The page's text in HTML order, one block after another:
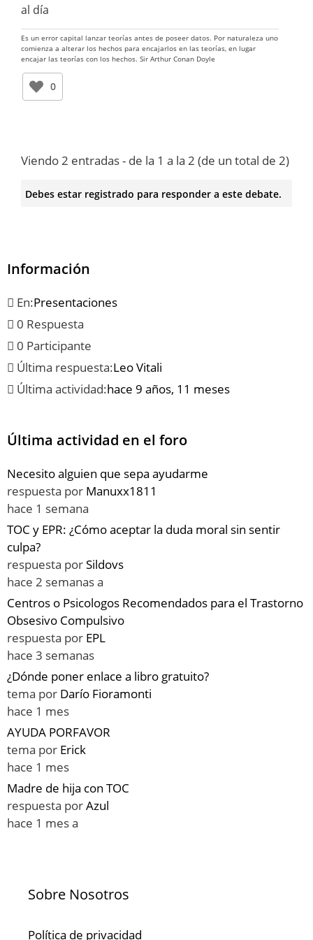
al día
Es un error capital lanzar teorías antes de poseer datos. Por naturaleza uno
comienza a alterar los hechos para encajarlos en las teorías, en lugar
encajar las teorías con los hechos. Sir Arthur Conan Doyle
0
Viendo 2 entradas - de la 1 a la 2 (de un total de 2)
Debes estar registrado para responder a este debate.
Información
En:Presentaciones
0 Respuesta
0 Participante
Última respuesta:Leo Vitali
Última actividad:hace 9 años, 11 meses
Última actividad en el foro
Necesito alguien que sepa ayudarme
respuesta por Manuxx1811
hace 1 semana
TOC y EPR: ¿Cómo aceptar la duda moral sin sentir
culpa?
respuesta porSildovs
hace 2 semanas a
Centros o Psicologos Recomendados para el Trastorno
Obsesivo Compulsivo
respuesta por EPL
hace 3 semanas
¿Dónde poner enlace a libro gratuito?
tema por Darío Fioramonti
hace 1 mes
AYUDA PORFAVOR
tema por Erick
hace 1 mes
Madre de hija con TOC
respuesta porAzul
hace 1 mes a
Sobre Nosotros
Política de privacidad